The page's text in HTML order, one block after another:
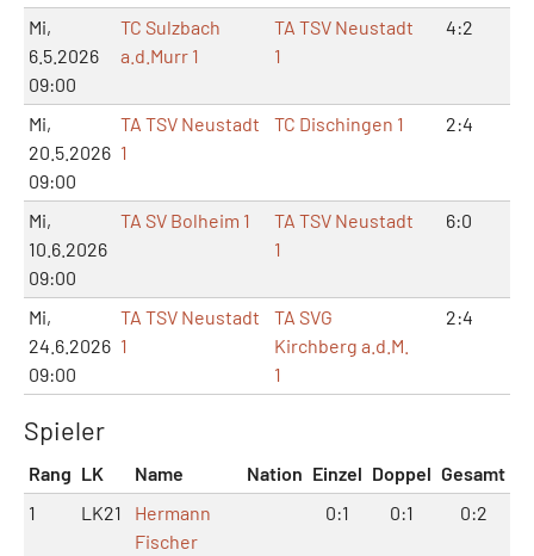
Mi,
6.5.2026
09:00
TC Sulzbach
a.d.Murr 1
TA TSV Neustadt
1
4:2
Mi,
20.5.2026
09:00
TA TSV Neustadt
1
TC Dischingen 1 2:4
Mi,
10.6.2026
09:00
TA SV Bolheim 1
TA TSV Neustadt
1
6:0
Mi,
24.6.2026
09:00
TA TSV Neustadt
1
TA SVG
Kirchberg a.d.M.
1
2:4
Spieler
Rang LK Name Nation Einzel Doppel Gesamt
1
LK21
Hermann
Fischer
0:1 0:1 0:2